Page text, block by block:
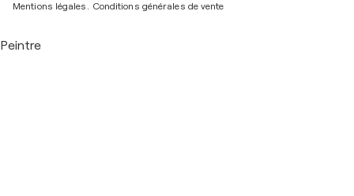
Mentions légales. Conditions générales de vente
Peintre